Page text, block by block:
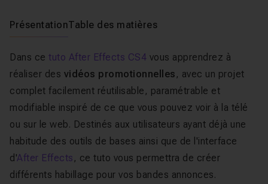
PrésentationTable des matières
Dans ce tuto After Effects CS4 vous apprendrez à
réaliser des vidéos promotionnelles , avec un projet
complet facilement réutilisable, paramétrable et
modifiable inspiré de ce que vous pouvez voir à la télé
ou sur le web. Destinés aux utilisateurs ayant déjà une
habitude des outils de bases ainsi que de l'interface
d'After Effects , ce tuto vous permettra de créer
différents habillage pour vos bandes annonces.